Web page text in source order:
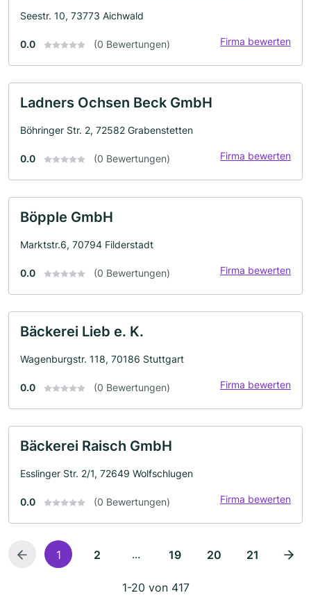
Seestr. 10, 73773 Aichwald
0.0 (0 Bewertungen) Firma bewerten
Ladners Ochsen Beck GmbH
Böhringer Str. 2, 72582 Grabenstetten
0.0 (0 Bewertungen) Firma bewerten
Böpple GmbH
Marktstr.6, 70794 Filderstadt
0.0 (0 Bewertungen) Firma bewerten
Bäckerei Lieb e. K.
Wagenburgstr. 118, 70186 Stuttgart
0.0 (0 Bewertungen) Firma bewerten
Bäckerei Raisch GmbH
Esslinger Str. 2/1, 72649 Wolfschlugen
0.0 (0 Bewertungen) Firma bewerten
1 2 ... 19 20 21
1-20 von 417